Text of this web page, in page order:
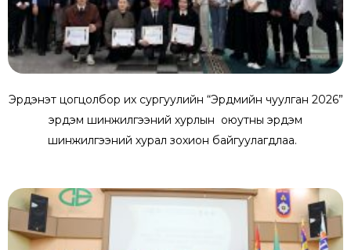
Эрдэнэт цогцолбор их сургуулийн “Эрдмийн чуулган 2026”
эрдэм шинжилгээний хурлын оюутны эрдэм
шинжилгээний хурал зохион байгуулагдлаа.